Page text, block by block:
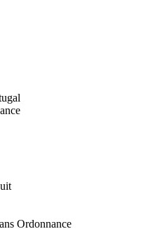
Ordonnance